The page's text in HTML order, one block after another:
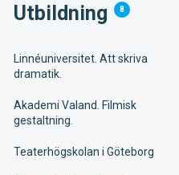
Utbildning 8
Linnéuniversitet. Att skriva
dramatik.
Akademi Valand. Filmisk
gestaltning.
Teaterhögskolan i Göteborg